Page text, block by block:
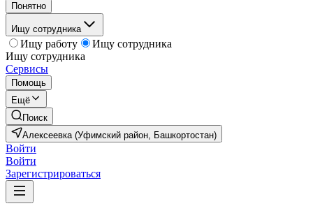
Понятно
Ищу сотрудника
Ищу работу
Ищу сотрудника
Ищу сотрудника
Сервисы
Помощь
Ещё
Поиск
Алексеевка (Уфимский район, Башкортостан)
Войти
Войти
Зарегистрироваться